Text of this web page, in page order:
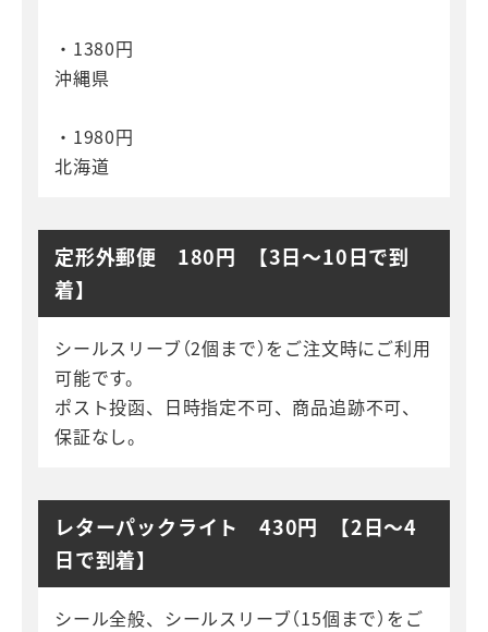
・1380円
沖縄県
・1980円
北海道
定形外郵便 180円 【3日～10日で到
着】
シールスリーブ（2個まで）をご注文時にご利用
可能です。
ポスト投函、日時指定不可、商品追跡不可、
保証なし。
レターパックライト 430円 【2日～4
日で到着】
シール全般、シールスリーブ（15個まで）をご